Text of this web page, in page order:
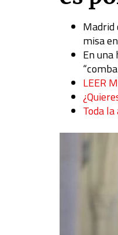
Madrid
misa
En
LEER
Toda